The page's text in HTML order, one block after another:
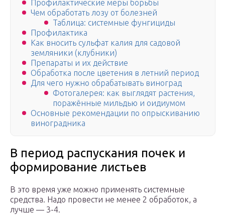
Профилактические меры борьбы
Чем обработать лозу от болезней
Таблица: системные фунгициды
Профилактика
Как вносить сульфат калия для садовой
земляники (клубники)
Препараты и их действие
Обработка после цветения в летний период
Для чего нужно обрабатывать виноград
Фотогалерея: как выглядят растения,
поражённые мильдью и оидиумом
Основные рекомендации по опрыскиванию
виноградника
В период распускания почек и
формирование листьев
В это время уже можно применять системные
средства. Надо провести не менее 2 обработок, а
лучше — 3-4.